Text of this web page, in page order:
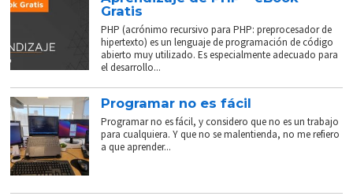
Gratis
PHP (acrónimo recursivo para PHP: preprocesador de
hipertexto) es un lenguaje de programación de código
abierto muy utilizado. Es especialmente adecuado para
el desarrollo...
Programar no es fácil
Programar no es fácil, y considero que no es un trabajo
para cualquiera. Y que no se malentienda, no me refiero
a que aprender...